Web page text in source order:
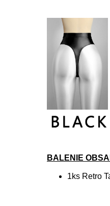
BALENIE
1ks Retro